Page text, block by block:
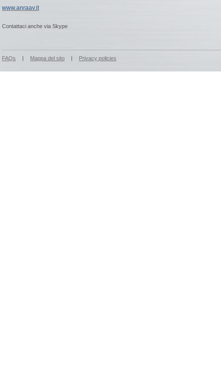
www.anraav.it
Contattaci anche via Skype
FAQs | Mappa del sito | Privacy policies